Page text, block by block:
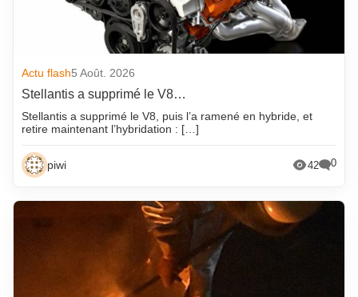
Actu flash5 Août. 2026
Stellantis a supprimé le V8…
Stellantis a supprimé le V8, puis l’a ramené en hybride, et
retire maintenant l’hybridation : […]
piwi 42 0